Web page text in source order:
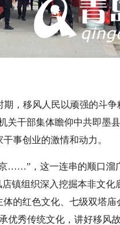
期，移风人民以顽强的斗
干部集体瞻仰中共即墨
事创业的激情和动力。
……”，这一连串的顺口溜
镇组织深入挖掘本非文
的红色文化、七级双塔
秀传统文化，讲好移风